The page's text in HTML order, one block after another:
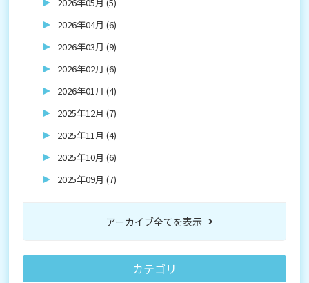
2026年04月 (6)
2026年03月 (9)
2026年02月 (6)
2026年01月 (4)
2025年12月 (7)
2025年11月 (4)
2025年10月 (6)
2025年09月 (7)
アーカイブ全てを表示
カテゴリ